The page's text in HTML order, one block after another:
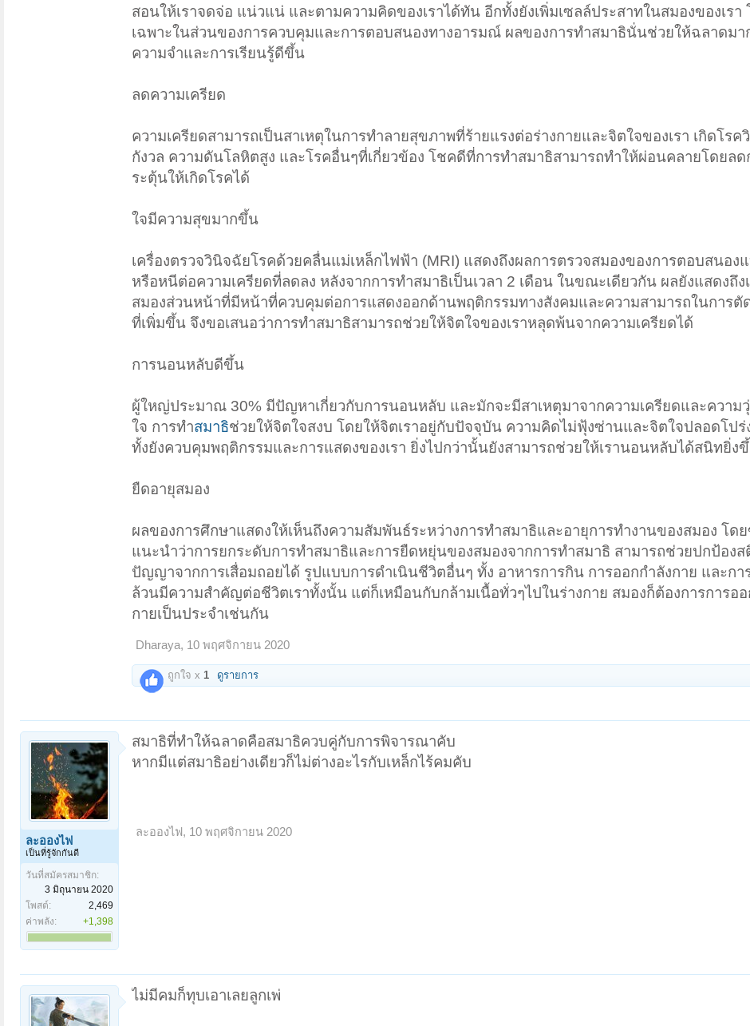
สอนให้เราจดจ่อ แน่วแน่ และตามความคิดของเราได้ทัน อีกทั้งยังเพิ่มเซลล์ประสาทในสมองของเรา
เฉพาะในส่วนของการควบคุมและการตอบสนองทางอารมณ์ ผลของการทำสมาธินั่นช่วยให้ฉลาดม
ความจำและการเรียนรู้ดีขึ้น
ลดความเครียด
ความเครียดสามารถเป็นสาเหตุในการทำลายสุขภาพที่ร้ายแรงต่อร่างกายและจิตใจของเรา เกิดโรค
กังวล ความดันโลหิตสูง และโรคอื่นๆที่เกี่ยวข้อง โชคดีที่การทำสมาธิสามารถทำให้ผ่อนคลายโดยลด
ระตุ้นให้เกิดโรคได้
ใจมีความสุขมากขึ้น
เครื่องตรวจวินิจฉัยโรคด้วยคลื่นแม่เหล็กไฟฟ้า (MRI) แสดงถึงผลการตรวจสมองของการตอบสนอง
หรือหนีต่อความเครียดที่ลดลง หลังจากการทำสมาธิเป็นเวลา 2 เดือน ในขณะเดียวกัน ผลยังแสดงถึง
สมองส่วนหน้าที่มีหน้าที่ควบคุมต่อการแสดงออกด้านพฤติกรรมทางสังคมและความสามารถในการตั
ที่เพิ่มขึ้น จึงขอเสนอว่าการทำสมาธิสามารถช่วยให้จิตใจของเราหลุดพ้นจากความเครียดได้
การนอนหลับดีขึ้น
ผู้ใหญ่ประมาณ 30% มีปัญหาเกี่ยวกับการนอนหลับ และมักจะมีสาเหตุมาจากความเครียดและความ
ใจ การทำสมาธิช่วยให้จิตใจสงบ โดยให้จิตเราอยู่กับปัจจุบัน ความคิดไม่ฟุ้งซ่านและจิตใจปลอดโปร่
ทั้งยังควบคุมพฤติกรรมและการแสดงของเรา ยิ่งไปกว่านั้นยังสามารถช่วยให้เรานอนหลับได้สนิทยิ่ง
ยืดอายุสมอง
ผลของการศึกษาแสดงให้เห็นถึงความสัมพันธ์ระหว่างการทำสมาธิและอายุการทำงานของสมอง โด
แนะนำว่าการยกระดับการทำสมาธิและการยืดหยุ่นของสมองจากการทำสมาธิ สามารถช่วยปกป้องส
ปัญญาจากการเสื่อมถอยได้ รูปแบบการดำเนินชีวิตอื่นๆ ทั้ง อาหารการกิน การออกกำลังกาย และกา
ล้วนมีความสำคัญต่อชีวิตเราทั้งนั้น แต่ก็เหมือนกับกล้ามเนื้อทั่วๆไปในร่างกาย สมองก็ต้องการการออ
กายเป็นประจำเช่นกัน
Dharaya, 10 พฤศจิกายน 2020
ถูกใจ x 1 ดูรายการ
ละอองไฟ
เป็นที่รู้จักกันดี
วันที่สมัครสมาชิก:
3 มิถุนายน 2020
โพสต์:
2,469
ค่าพลัง:
+1,398
สมาธิที่ทำให้ฉลาดคือสมาธิควบคู่กับการพิจารณาคับ
หากมีแต่สมาธิอย่างเดียวก็ไม่ต่างอะไรกับเหล็กไร้คมคับ
ละอองไฟ, 10 พฤศจิกายน 2020
ไม่มีคมก็ทุบเอาเลยลูกเพ่